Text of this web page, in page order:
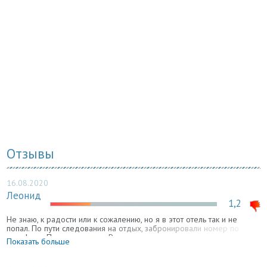
Отзывы
16.08.2020
Леонид
1,2
Не знаю, к радости или к сожалению, но я в этот отель так и не
попал. По пути следования на отдых, забронировали номер по
телефону. При подъезде к Ростову стали терзать сомнения, что
может произойти кидалово. Предварительно позвонили и наши
Показать больше